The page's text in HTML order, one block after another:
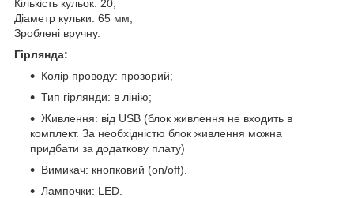
Кількість кульок: 20;
Діаметр кульки: 65 мм;
Зроблені вручну.
Гірлянда:
Колір проводу: прозорий;
Тип гірлянди: в лінію;
Живлення: від USB (блок живлення не входить в
комплект. За необхідністю блок живлення можна
придбати за додаткову плату)
Вимикач: кнопковий (on/off).
Лампочки: LED.